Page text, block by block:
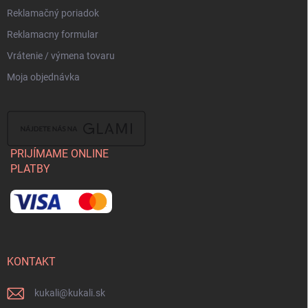
Reklamačný poriadok
Reklamacny formular
Vrátenie / výmena tovaru
Moja objednávka
PRIJÍMAME ONLINE
PLATBY
KONTAKT
kukali@kukali.sk